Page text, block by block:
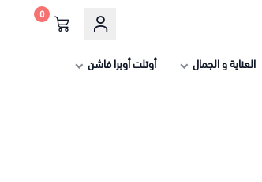
0
العناية و الجمال
أوتلت أوبرا فاشن